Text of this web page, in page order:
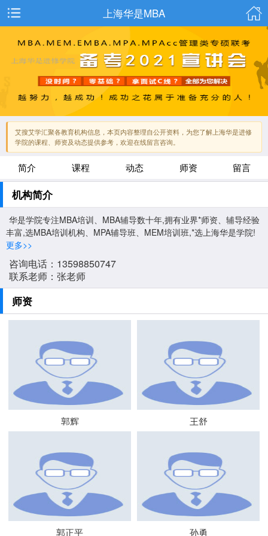
上海华是MBA
艾搜艾学汇聚各教育机构信息，本页内容整理自公开资料，为您了解上海华是进修
学院的课程、师资及动态提供参考，欢迎在线留言咨询。
简介 课程 动态 师资 留言
机构简介
华是学院专注MBA培训、MBA辅导数十年,拥有业界*师资、辅导经验
丰富,选MBA培训机构、MPA辅导班、MEM培训班,*选上海华是学院!
更多>>
咨询电话：13598850747
联系老师：张老师
师资
郭辉 王舒
郭正平 孙勇